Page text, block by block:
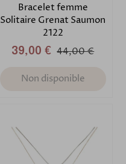
Bracelet femme
Solitaire Grenat Saumon
2122
39,00 € 44,00 €
Non disponible